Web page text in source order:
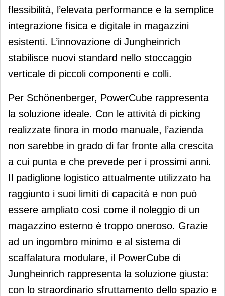
flessibilità, l’elevata performance e la semplice
integrazione fisica e digitale in magazzini
esistenti. L’innovazione di Jungheinrich
stabilisce nuovi standard nello stoccaggio
verticale di piccoli componenti e colli.
Per Schönenberger, PowerCube rappresenta
la soluzione ideale. Con le attività di picking
realizzate finora in modo manuale, l’azienda
non sarebbe in grado di far fronte alla crescita
a cui punta e che prevede per i prossimi anni.
Il padiglione logistico attualmente utilizzato ha
raggiunto i suoi limiti di capacità e non può
essere ampliato così come il noleggio di un
magazzino esterno è troppo oneroso. Grazie
ad un ingombro minimo e al sistema di
scaffalatura modulare, il PowerCube di
Jungheinrich rappresenta la soluzione giusta:
con lo straordinario sfruttamento dello spazio e